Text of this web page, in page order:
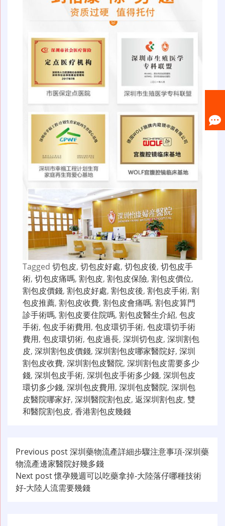
Tagged 切包皮, 切包皮好處, 切包皮後, 切包皮手
術, 切包皮痛嗎, 割包皮, 割包皮保險, 割包皮價位,
割包皮價錢, 割包皮好處, 割包皮後, 割包皮手術, 割
包皮推薦, 割包皮收費, 割包皮會痛嗎, 割包皮算門
診手術嗎, 割包皮要住院嗎, 割包皮醫生介紹, 包皮
手術, 包皮手術費用, 包皮環切手術, 包皮環切手術
費用, 包皮環切術, 包皮過長, 深圳切包皮, 深圳割包
皮, 深圳割包皮價錢, 深圳割包皮哪家醫院好, 深圳
割包皮收費, 深圳割包皮醫院, 深圳割包皮需要多少
錢, 深圳包皮手術, 深圳包皮手術多少錢, 深圳包皮
環切多少錢, 深圳包皮費用, 深圳包皮醫院, 深圳包
皮醫院哪家好, 深圳醫院割包皮, 返深圳割包皮, 雙
和醫院割包皮, 香港割包皮幾錢
文
章
导
Previous post深圳藥物流產詳細步驟注意事項-深圳藥
物流產邊家醫院好幾多錢
Next post懷孕幾週可以吃藥拿掉-大陸落仔哪種技術
好-大陸人流需要幾錢